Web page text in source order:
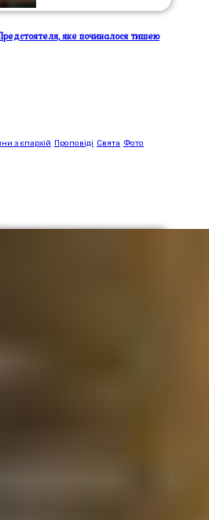
яке починалося тишею
з єпархій Проповіді Свята Фото